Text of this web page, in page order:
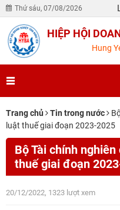
Thứ sáu, 07/08/2026
HIỆP HỘI
Hung
Trang chủ Tin trong nước
luật thuế giai đoạn 2023-2025
Bộ Tài chính
thuế giai đoạn
20/12/2022, 1323 lượt xem